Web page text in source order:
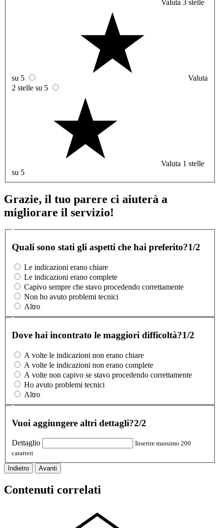
Valuta 3 stelle
su 5
Valuta
2 stelle su 5
Valuta 1 stelle
su 5
Grazie, il tuo parere ci aiuterà a
migliorare il servizio!
Quali sono stati gli aspetti che hai preferito?1/2
Le indicazioni erano chiare
Le indicazioni erano complete
Capivo sempre che stavo procedendo correttamente
Non ho avuto problemi tecnici
Altro
Dove hai incontrato le maggiori difficoltà?1/2
A volte le indicazioni non erano chiare
A volte le indicazioni non erano complete
A volte non capivo se stavo procedendo correttamente
Ho avuto problemi tecnici
Altro
Vuoi aggiungere altri dettagli?2/2
Dettaglio
Inserire massimo 200
caratteri
Indietro Avanti
Contenuti correlati